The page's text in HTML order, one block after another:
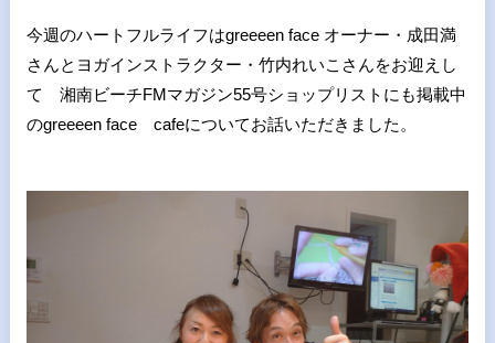
今週のハートフルライフはgreeeen face オーナー・成田満
さんとヨガインストラクター・竹内れいこさんをお迎えし
て 湘南ビーチFMマガジン55号ショップリストにも掲載中
のgreeeen face cafeについてお話いただきました。